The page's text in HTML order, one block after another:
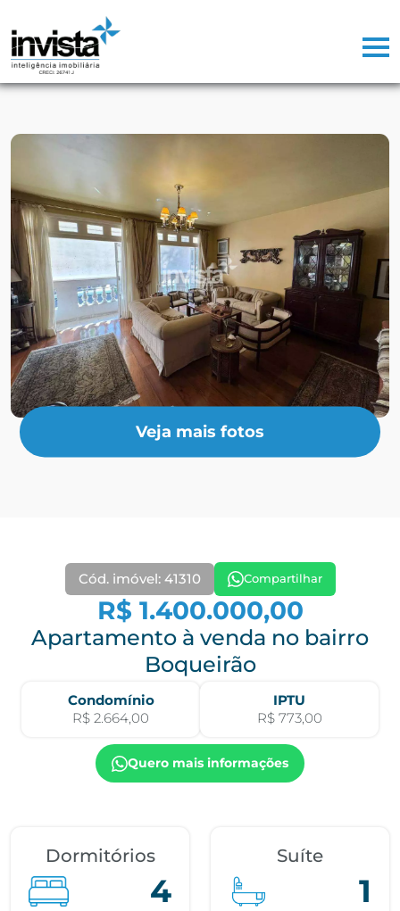
Veja mais fotos
Cód. imóvel: 41310 Compartilhar
R$ 1.400.000,00
Apartamento à venda no bairro
Boqueirão
Condomínio
R$ 2.664,00
IPTU
R$ 773,00
Quero mais informações
Dormitórios
4
Suíte
1